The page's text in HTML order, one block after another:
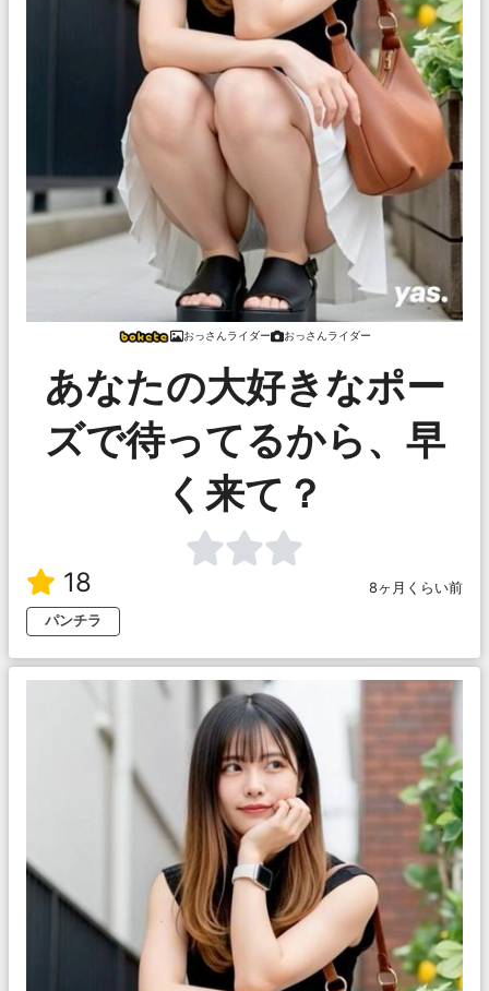
おっさんライダー おっさんライダー
あなたの大好きなポー
ズで待ってるから、早
く来て？
18
8ヶ月くらい前
パンチラ